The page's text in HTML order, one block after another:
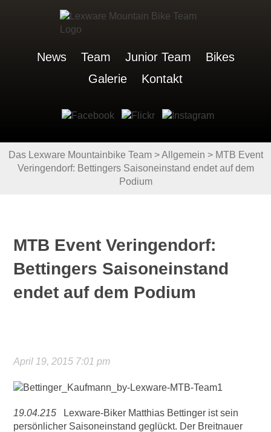
News Team Junior Team
Bikes
Galerie
Kontakt
Das Lexware Mountainbike Team>Allgemein > MTB Event
Veringendorf: Bettingers Saisoneinstand endet auf dem
Podium
MTB Event Veringendorf:
Bettingers Saisoneinstand
endet auf dem Podium
April 19, 2015 7:01 pm
19.04.215Lexware-Biker Matthias Bettinger ist sein
persönlicher Saisoneinstand geglückt. Der Breitnauer